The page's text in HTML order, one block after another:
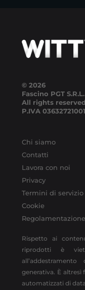
© 2026
Fascino PGT S.R.L.
All rights
P.IVA 03632721001
Chi siamo
Contatti
Lavora con noi
Privacy
Termini di servizio
Cookie
Rispetto ai
riprodotti è
generativa. È altresì
automatizzati di